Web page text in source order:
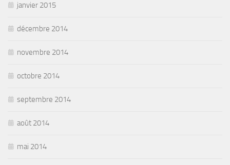
janvier 2015
décembre 2014
novembre 2014
octobre 2014
septembre 2014
août 2014
mai 2014